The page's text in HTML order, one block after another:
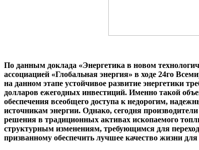
По данным доклада «Энергетика в новом
ассоциацией «Глобальная энергия» в ходе 24го
на данном этапе устойчивое развитие энергетики
долларов ежегодных инвестиций. Именно такой
обеспечения всеобщего доступа к недорогим,
источникам энергии. Однако, сегодня
решения в традиционных активах ископаемого
структурным изменениям, требующимся для
призванному обеспечить лучшее качество жизни